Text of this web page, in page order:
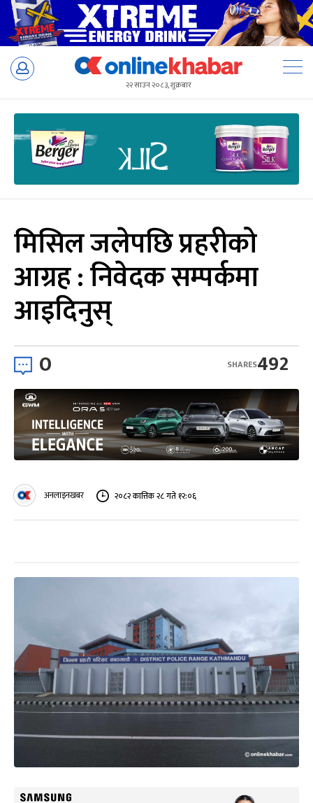
Skip
२२ साउन २०८३, शुक्रबार
मिसिल जलेपछि प्रहरीको
आग्रह : निवेदक सम्पर्कमा
आइदिनुस्
0 492
SHARES
अनलाइनखबर २०८२ कात्तिक २८ गते १२:०६